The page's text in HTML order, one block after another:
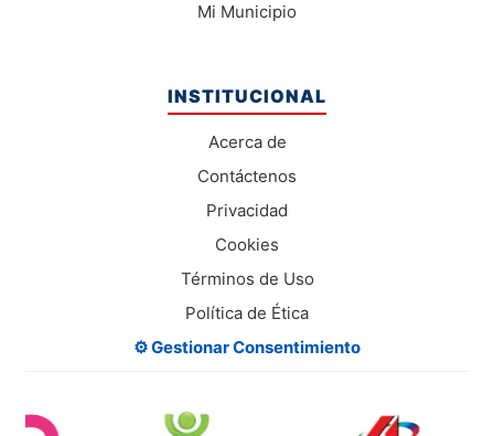
Mi Municipio
INSTITUCIONAL
Acerca de
Contáctenos
Privacidad
Cookies
Términos de Uso
Política de Ética
⚙️ Gestionar Consentimiento